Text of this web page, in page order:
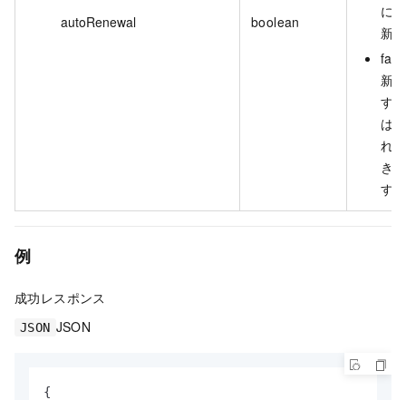
autoRenewal boolean
に
新
新
す
は
れ
き
す。
例
成功レスポンス
JSON JSON
{